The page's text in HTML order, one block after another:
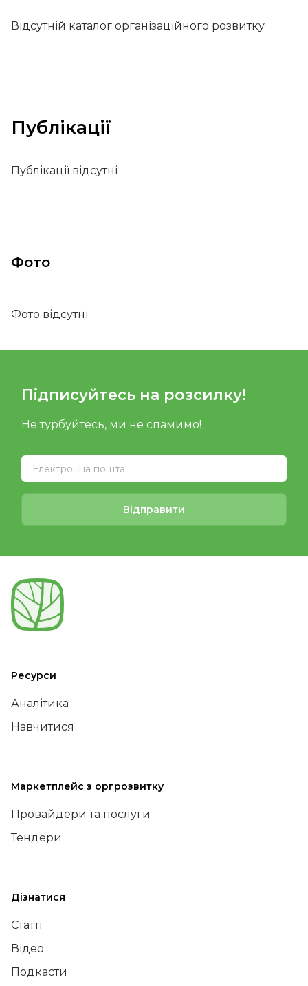
Відсутній каталог організаційного розвитку
Публікації
Публікації відсутні
Фото
Фото відсутні
Підписуйтесь на розсилку!
Не турбуйтесь, ми не спамимо!
Відправити
Ресурси
Аналітика
Навчитися
Маркетплейс з оргрозвитку
Провайдери та послуги
Тендери
Дізнатися
Статті
Відео
Подкасти